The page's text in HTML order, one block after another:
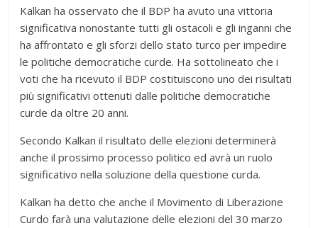
Kalkan ha osservato che il BDP ha avuto una vittoria
significativa nonostante tutti gli ostacoli e gli inganni che
ha affrontato e gli sforzi dello stato turco per impedire
le politiche democratiche curde. Ha sottolineato che i
voti che ha ricevuto il BDP costituiscono uno dei risultati
più significativi ottenuti dalle politiche democratiche
curde da oltre 20 anni.
Secondo Kalkan il risultato delle elezioni determinerà
anche il prossimo processo politico ed avrà un ruolo
significativo nella soluzione della questione curda.
Kalkan ha detto che anche il Movimento di Liberazione
Curdo farà una valutazione delle elezioni del 30 marzo